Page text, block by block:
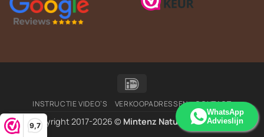
9,7
INSTRUCTIE VIDEO’S VERKOOPADRESSEN CONTACT
Copyright 2017-2026 © Mintenz Natural Cosmetics
WhatsApp
Advieslijn